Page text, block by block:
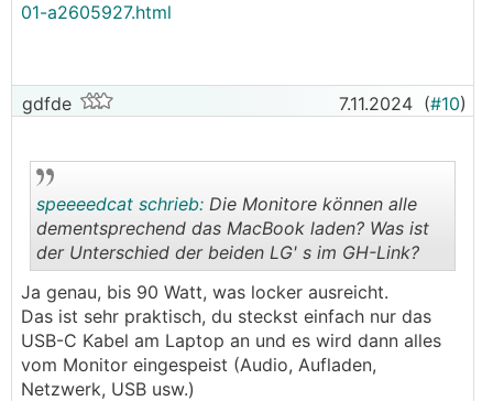
01-a2605927.html
gdfde 7.11.2024 (#10)
..
speeeedcat schrieb: Die Monitore können alle
dementsprechend das MacBook laden? Was ist
der Unterschied der beiden LG' s im GH-Link?
Ja genau, bis 90 Watt, was locker ausreicht.
Das ist sehr praktisch, du steckst einfach nur das
USB-C Kabel am Laptop an und es wird dann alles
vom Monitor eingespeist (Audio, Aufladen,
Netzwerk, USB usw.)